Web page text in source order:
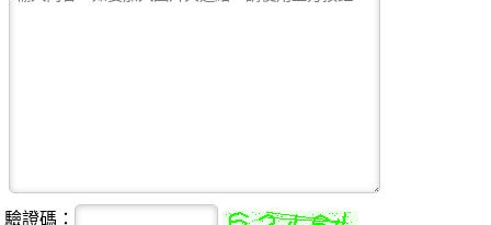
驗證碼：